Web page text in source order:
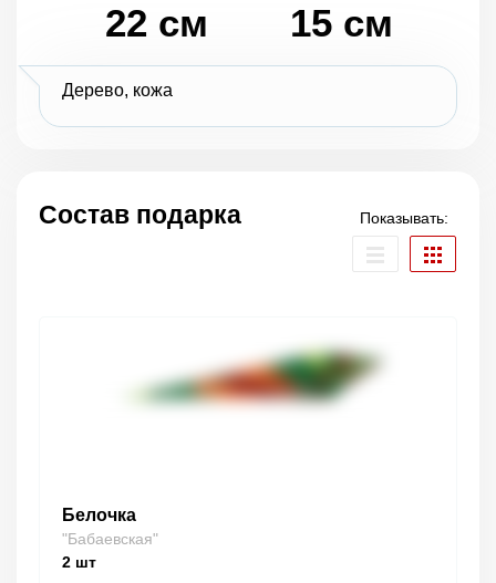
22 см 15 см
Дерево, кожа
Состав подарка Показывать:
Белочка
"Бабаевская"
2 шт